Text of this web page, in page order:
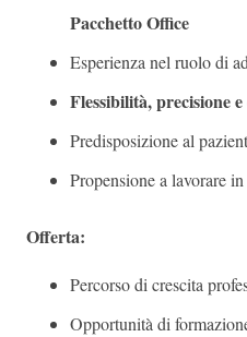
Pacchetto Office
Esperienza nel ruolo di
Flessibilità, precisione
Predisposizione al
Propensione a lavorare
Offerta:
Percorso di crescita
Opportunità di